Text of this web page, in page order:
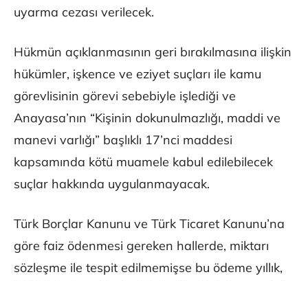
uyarma cezası verilecek.
Hükmün açıklanmasının geri bırakılmasına ilişkin
hükümler, işkence ve eziyet suçları ile kamu
görevlisinin görevi sebebiyle işlediği ve
Anayasa’nın “Kişinin dokunulmazlığı, maddi ve
manevi varlığı” başlıklı 17’nci maddesi
kapsamında kötü muamele kabul edilebilecek
suçlar hakkında uygulanmayacak.
Türk Borçlar Kanunu ve Türk Ticaret Kanunu’na
göre faiz ödenmesi gereken hallerde, miktarı
sözleşme ile tespit edilmemişse bu ödeme yıllık,